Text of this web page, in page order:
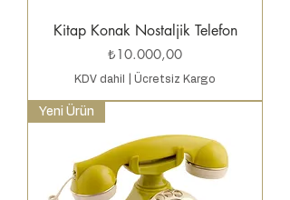
Kitap Konak Nostaljik Telefon
Fiyat
₺10.000,00
KDV dahil Ücretsiz Kargo
Yeni Ürün